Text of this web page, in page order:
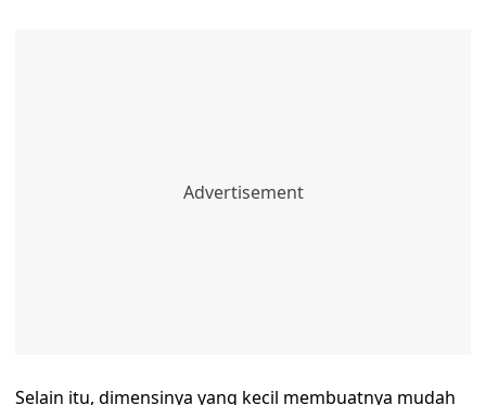
Selain itu, dimensinya yang kecil membuatnya mudah